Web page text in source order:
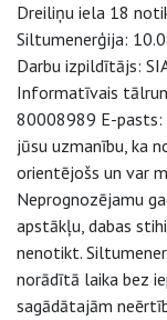
Dreiliņu iela 18
Siltumenerģija:
Darbu izpildītājs:
Informatīvais
80008989 E-pasts:
jūsu uzmanību, ka
orientējošs un var
Neprognozējamu
apstākļu, dabas
nenotikt.
norādītā laika bez
sagādātajām